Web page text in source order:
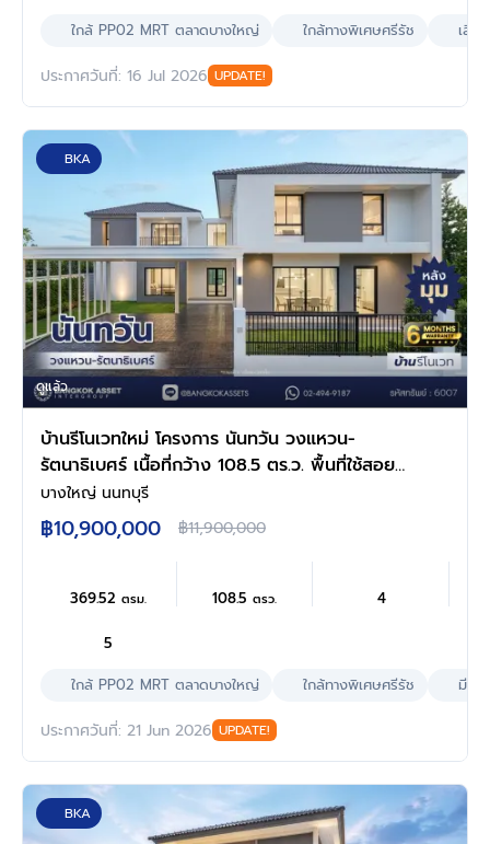
ใกล้ PP02 MRT ตลาดบางใหญ่
ใกล้ทางพิเศษศรีรัช เลี้ย
ประกาศวันที่: 16 Jul 2026 UPDATE!
BKA
ดูแล้ว
บ้านรีโนเวทใหม่ โครงการ นันทวัน วงแหวน-
รัตนาธิเบศร์ เนื้อที่กว้าง 108.5 ตร.ว. พื้นที่ใช้สอย
369.52 ตร.ม. ฟังก์ชัน 5 ห้องนอน 5 ห้องน้ำ จอด
รถได้ 3 จอด บนทำเลดี เชื่อมต่อถนนรัตนาธิเบศร์
ถนนนครอินทร์ ถนนกาญจนาภิเษก ใกล้รถไฟฟ้า
สายสีม่วง "สถานีตลาดบางใหญ่" และจุดขึ้น
ทางด่วน "ศรีรัช"
บางใหญ่ นนทบุรี
฿10,900,000 ฿11,900,000
369.52ตรม. 108.5ตรว. 4
5
ใกล้ PP02 MRT ตลาดบางใหญ่
ใกล้ทางพิเศษศรีรัช มีห้อ
ประกาศวันที่: 21 Jun 2026 UPDATE!
BKA